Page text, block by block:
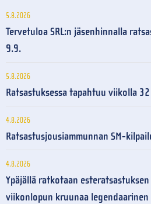
5.8.2026
Tervetuloa SRL:n jäsenhinnalla
9.9.
5.8.2026
Ratsastuksessa tapahtuu viikolla 32
4.8.2026
Ratsastusjousiammunnan SM-
4.8.2026
Ypäjällä ratkotaan
viikonlopun kruunaa